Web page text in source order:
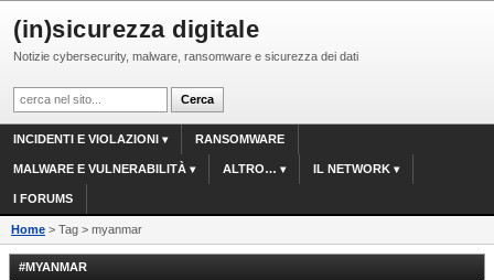
(in)sicurezza digitale
Notizie cybersecurity, malware, ransomware e sicurezza dei dati
INCIDENTI E VIOLAZIONI RANSOMWARE
MALWARE E VULNERABILITÀ ALTRO… IL NETWORK
I FORUMS
Home > Tag > myanmar
#MYANMAR